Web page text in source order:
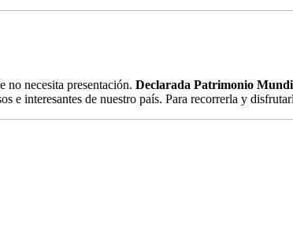
no necesita presentación. Declarada Patrimonio
e interesantes de nuestro país. Para recorrerla y